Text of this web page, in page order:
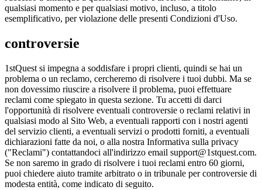
qualsiasi momento e per qualsiasi motivo, incluso, a titolo
esemplificativo, per violazione delle presenti Condizioni d'Uso.
controversie
1stQuest si impegna a soddisfare i propri clienti, quindi se hai un
problema o un reclamo, cercheremo di risolvere i tuoi dubbi. Ma se
non dovessimo riuscire a risolvere il problema, puoi effettuare
reclami come spiegato in questa sezione. Tu accetti di darci
l'opportunità di risolvere eventuali controversie o reclami relativi in ​​
qualsiasi modo al Sito Web, a eventuali rapporti con i nostri agenti
del servizio clienti, a eventuali servizi o prodotti forniti, a eventuali
dichiarazioni fatte da noi, o alla nostra Informativa sulla privacy
("Reclami") contattandoci all'indirizzo email support@1stquest.com.
Se non saremo in grado di risolvere i tuoi reclami entro 60 giorni,
puoi chiedere aiuto tramite arbitrato o in tribunale per controversie di
modesta entità, come indicato di seguito.